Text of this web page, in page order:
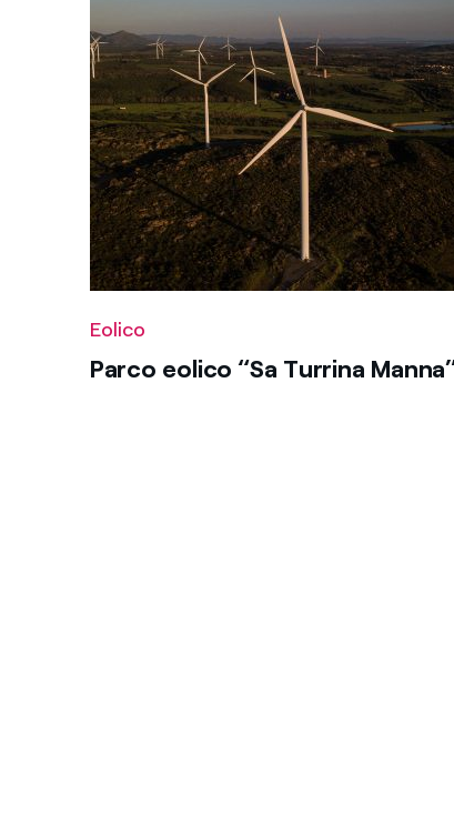
Solare
Eolico
Rinnovabili
Idroelettrico
Eolico
Parco eolico “Sa Turrina